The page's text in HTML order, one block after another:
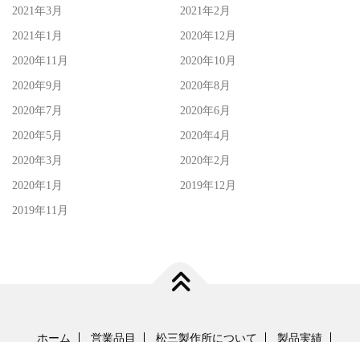
2021年3月 2021年2月
2021年1月 2020年12月
2020年11月 2020年10月
2020年9月 2020年8月
2020年7月 2020年6月
2020年5月 2020年4月
2020年3月 2020年2月
2020年1月 2019年12月
2019年11月
ホーム 営業品目 松三製作所について 製品実績